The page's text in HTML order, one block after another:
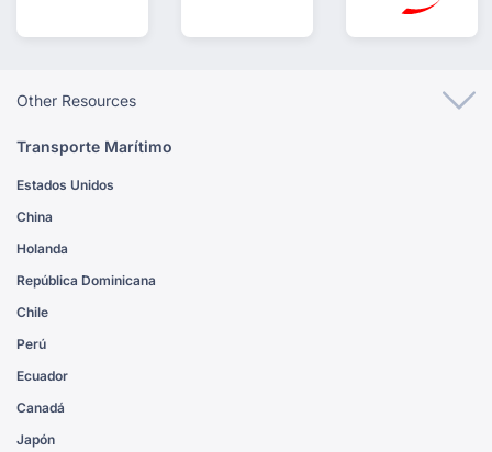
Other Resources
Transporte Marítimo
Estados Unidos
China
Holanda
República Dominicana
Chile
Perú
Ecuador
Canadá
Japón